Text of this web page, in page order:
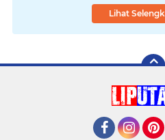
Lihat